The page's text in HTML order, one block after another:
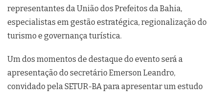
representantes da União dos Prefeitos da Bahia,
especialistas em gestão estratégica, regionalização do
turismo e governança turística.
Um dos momentos de destaque do evento será a
apresentação do secretário Emerson Leandro,
convidado pela SETUR-BA para apresentar um estudo